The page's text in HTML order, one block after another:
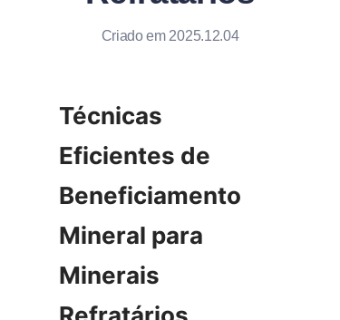
Criado em 2025.12.04
Técnicas
Eficientes de
Beneficiamento
Mineral para
Minerais